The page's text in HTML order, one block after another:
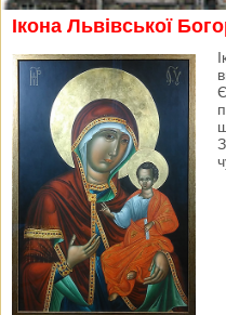
Ікона Львівської